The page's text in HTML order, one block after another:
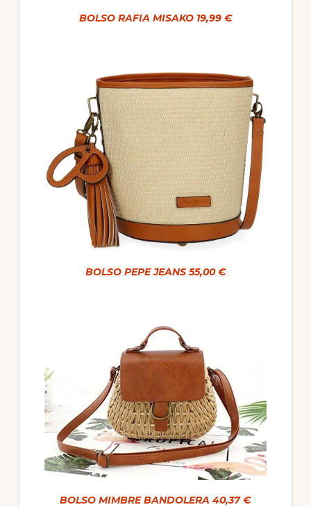
BOLSO RAFIA MISAKO 19,99 €
BOLSO PEPE JEANS 55,00 €
BOLSO MIMBRE BANDOLERA 40,37 €